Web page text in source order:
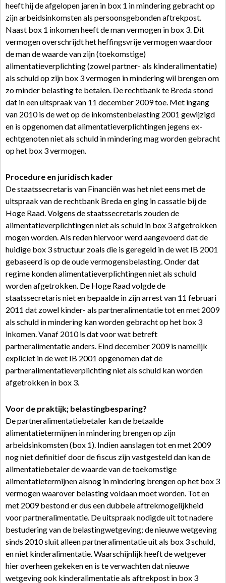
heeft hij de afgelopen jaren in box 1 in mindering gebracht op
zijn arbeidsinkomsten als persoonsgebonden aftrekpost.
Naast box 1 inkomen heeft de man vermogen in box 3. Dit
vermogen overschrijdt het heffingsvrije vermogen waardoor
de man de waarde van zijn (toekomstige)
alimentatieverplichting (zowel partner- als kinderalimentatie)
als schuld op zijn box 3 vermogen in mindering wil brengen om
zo minder belasting te betalen. De rechtbank te Breda stond
dat in een uitspraak van 11 december 2009 toe. Met ingang
van 2010 is de wet op de inkomstenbelasting 2001 gewijzigd
en is opgenomen dat alimentatieverplichtingen jegens ex-
echtgenoten niet als schuld in mindering mag worden gebracht
op het box 3 vermogen.
Procedure en juridisch kader
De staatssecretaris van Financiën was het niet eens met de
uitspraak van de rechtbank Breda en ging in cassatie bij de
Hoge Raad. Volgens de staatssecretaris zouden de
alimentatieverplichtingen niet als schuld in box 3 afgetrokken
mogen worden. Als reden hiervoor werd aangevoerd dat de
huidige box 3 structuur zoals die is geregeld in de wet IB 2001
gebaseerd is op de oude vermogensbelasting. Onder dat
regime konden alimentatieverplichtingen niet als schuld
worden afgetrokken. De Hoge Raad volgde de
staatssecretaris niet en bepaalde in zijn arrest van 11 februari
2011 dat zowel kinder- als partneralimentatie tot en met 2009
als schuld in mindering kan worden gebracht op het box 3
inkomen. Vanaf 2010 is dat voor wat betreft
partneralimentatie anders. Eind december 2009 is namelijk
expliciet in de wet IB 2001 opgenomen dat de
partneralimentatieverplichting niet als schuld kan worden
afgetrokken in box 3.
Voor de praktijk; belastingbesparing?
De partneralimentatiebetaler kan de betaalde
alimentatietermijnen in mindering brengen op zijn
arbeidsinkomsten (box 1). Indien aanslagen tot en met 2009
nog niet definitief door de fiscus zijn vastgesteld dan kan de
alimentatiebetaler de waarde van de toekomstige
alimentatietermijnen alsnog in mindering brengen op het box 3
vermogen waarover belasting voldaan moet worden. Tot en
met 2009 bestond er dus een dubbele aftrekmogelijkheid
voor partneralimentatie. De uitspraak nodigde uit tot nadere
bestudering van de belastingwetgeving; de nieuwe wetgeving
sinds 2010 sluit alleen partneralimentatie uit als box 3 schuld,
en niet kinderalimentatie. Waarschijnlijk heeft de wetgever
hier overheen gekeken en is te verwachten dat nieuwe
wetgeving ook kinderalimentatie als aftrekpost in box 3